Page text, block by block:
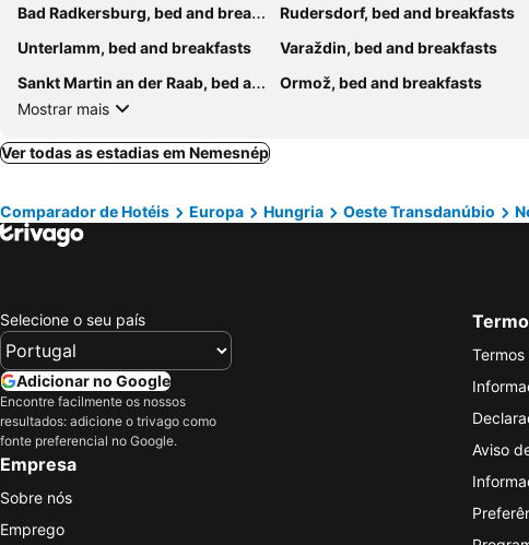
Bad Radkersburg, bed and breakfasts Rudersdorf, bed and breakfasts
Unterlamm, bed and breakfasts
Varaždin, bed and breakfasts
Sankt Martin an der Raab, bed and breakfasts
Ormož, bed and breakfasts
Mostrar mais
Ver todas as estadias em Nemesnép
Comparador de Hotéis Europa Hungria Oeste Transdanúbio
Selecione o seu país
Adicionar no Google
Encontre facilmente os nossos
resultados: adicione o trivago como
fonte preferencial no Google.
Empresa
Sobre nós
Emprego
Aviso